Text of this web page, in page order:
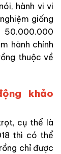
hành vi vi
giống
hành chính
thuộc về
khảo
cụ thể là
thì có thể
chỉ được